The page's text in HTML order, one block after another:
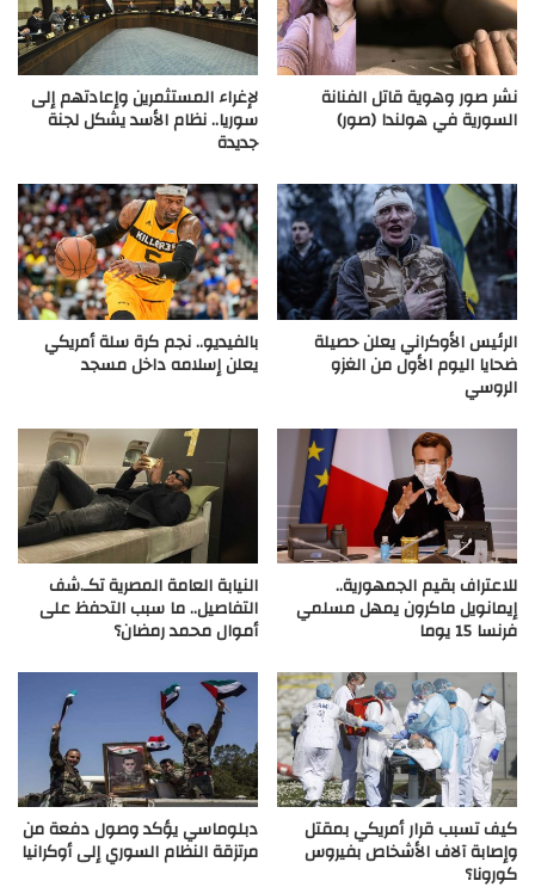
نشر صور وهوية قاتل الفنانة
السورية في هولندا (صور)
لإغراء المستثمرين وإعادتهم إلى
سوريا.. نظام الأسد يشكل لجنة
جديدة
الرئيس الأوكراني يعلن حصيلة
ضحايا اليوم الأول من الغزو
الروسي
بالفيديو.. نجم كرة سلة أمريكي
يعلن إسلامه داخل مسجد
للاعتراف بقيم الجمهورية..
إيمانويل ماكرون يمهل مسلمي
فرنسا 15 يوما
النيابة العامة المصرية تكـ.شف
التفاصيل.. ما سبب التحفظ على
أموال محمد رمضان؟
كيف تسبب قرار أمريكي بمقتل
وإصابة آلاف الأشخاص بفيروس
كورونا؟
دبلوماسي يؤكد وصول دفعة من
مرتزقة النظام السوري إلى أوكرانيا